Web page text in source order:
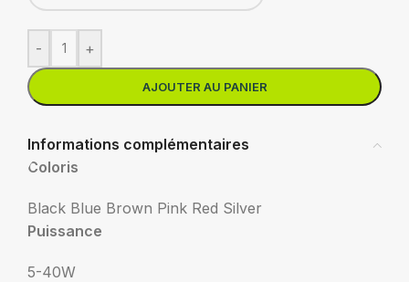
- +
AJOUTER AU PANIER
Informations complémentaires
Coloris
Black Blue Brown Pink Red Silver
Puissance
5-40W